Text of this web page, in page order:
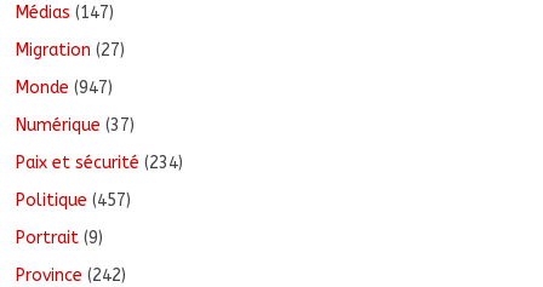
Médias (147)
Migration (27)
Monde (947)
Numérique (37)
Paix et sécurité (234)
Politique (457)
Portrait (9)
Province (242)